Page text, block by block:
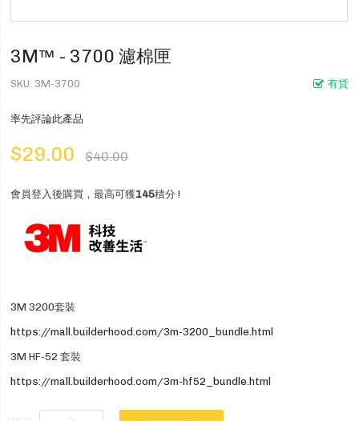
3M™ - 3700 濾棉匣
有貨
SKU 3M-3700
率先評論此產品
$29.00 $40.00
會員登入後購買，最高可獲145積分 !
3M 3200套裝
https://mall.builderhood.com/3m-3200_bundle.html
3M HF-52 套裝
https://mall.builderhood.com/3m-hf52_bundle.html